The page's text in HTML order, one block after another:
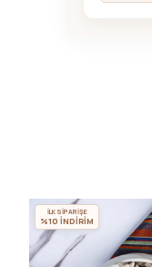
İLK SİPARİŞE
%10 İNDİRİM